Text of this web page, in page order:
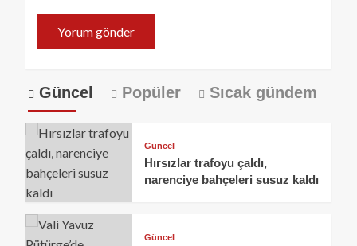
Güncel Popüler Sıcak gündem
Güncel
Hırsızlar trafoyu çaldı,
narenciye bahçeleri susuz kaldı
Güncel